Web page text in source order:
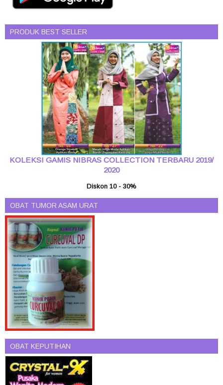
PRODUK BEST SELLER
KOLEKSI GAMIS NIBRAS COLLECTION TERBARU 2019/
2020
Diskon 10 - 30%
OBAT TUMOR ASAM URAT
OBAT KEPUTIHAN